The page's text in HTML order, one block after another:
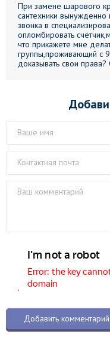
При замене шарового
сантехники
звонка в
опломбировать
что прикажете мне
группы,проживающий с
доказывать свои